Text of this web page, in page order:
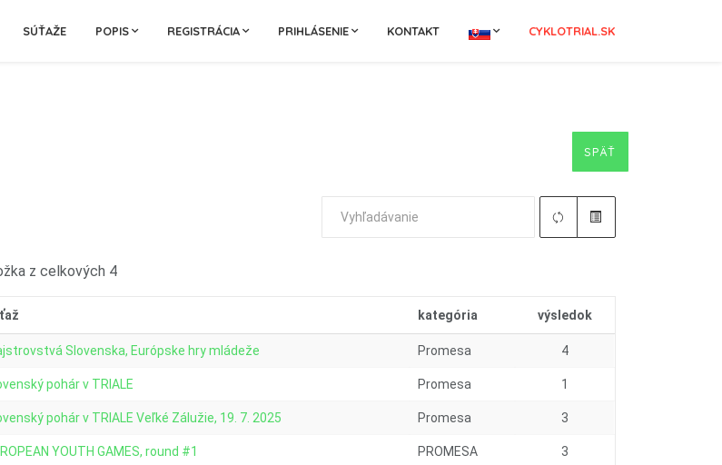
SÚŤAŽE POPIS REGISTRÁCIA PRIHLÁSENIE KONTAKT CYKLOTRIAL.SK
SPÄŤ
z celkových 4
kategória výsledok
Slovenska, Európske hry mládeže Promesa 4
pohár v TRIALE Promesa 1
pohár v TRIALE Veľké Zálužie, 19. 7. 2025 Promesa 3
YOUTH GAMES, round #1 PROMESA 3